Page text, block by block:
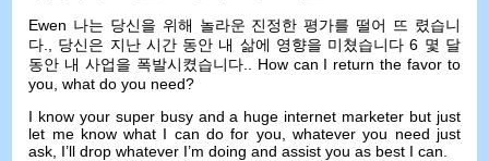
Ewen 나는 당신을 위해 놀라운 진정한 평가를 떨어 뜨 렸습니
다., 당신은 지난 시간 동안 내 삶에 영향을 미쳤습니다 6 몇 달
동안 내 사업을 폭발시켰습니다.. How can I return the favor to
you ,what do you need?
I know your super busy and a huge internet marketer but just
let me know what I can do for you
whatever you need just
ask I’ll drop whatever I’m doing and assist you as best I can